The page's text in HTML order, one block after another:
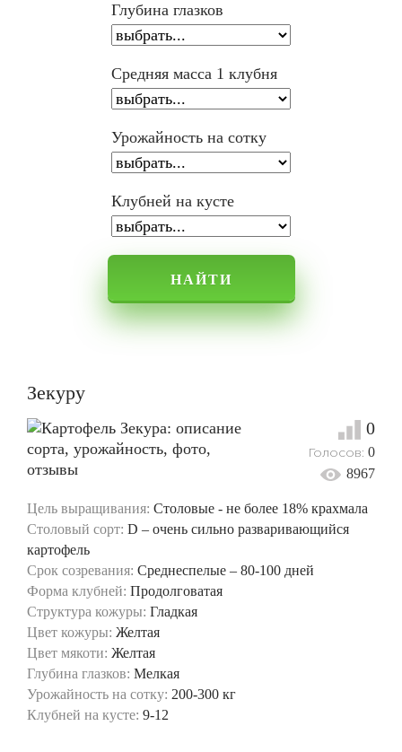
Глубина глазков
Средняя масса 1 клубня
Урожайность на сотку
Клубней на кусте
НАЙТИ
Зекуру
Цель выращивания: Столовые - не более 18% крахмала
Столовый сорт: D – очень сильно разваривающийся
картофель
Срок созревания: Среднеспелые – 80-100 дней
Форма клубней: Продолговатая
Структура кожуры: Гладкая
Цвет кожуры: Желтая
Цвет мякоти: Желтая
Глубина глазков: Мелкая
Урожайность на сотку: 200-300 кг
Клубней на кусте: 9-12
0
Голосов: 0
8967